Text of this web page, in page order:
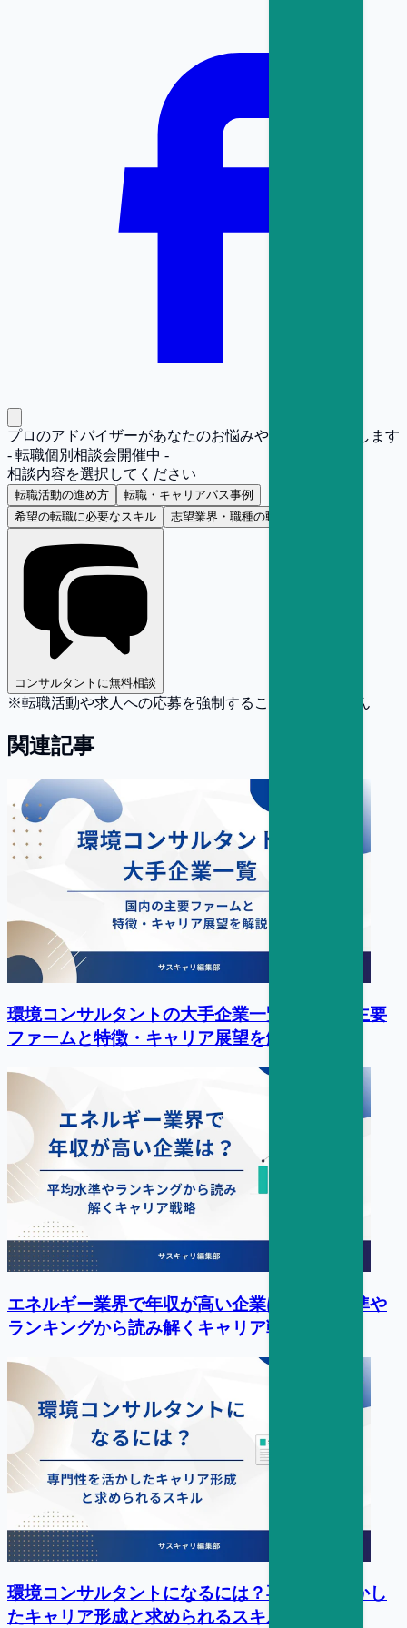
プロのアドバイザーがあなたのお悩みや疑問にお答えします
- 転職個別相談会開催中 -
相談内容を選択してください
転職活動の進め方
転職・キャリアパス事例
希望の転職に必要なスキル
志望業界・職種の動向
コンサルタントに無料相談
※転職活動や求人への応募を強制することはありません
関連記事
環境コンサルタントの大手企業一覧｜国内の主要
ファームと特徴・キャリア展望を解説
エネルギー業界で年収が高い企業は？平均水準や
ランキングから読み解くキャリア戦略
環境コンサルタントになるには？専門性を活かし
たキャリア形成と求められるスキル